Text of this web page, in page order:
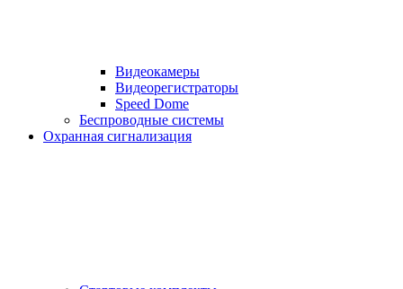
Видеокамеры
Видеорегистраторы
Speed Dome
Беспроводные системы
Охранная сигнализация